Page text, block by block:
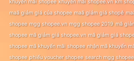
khuyến mãi shopee khuyến mãi shopee.vn km
maã giảm giá của shopee maã giảm giá shopê
shopee mgg shopee.vn mgg shopee 2019 mã
shopee mã giảm giá shopee.vn mã giảm giá
shopee mã khuyến mãi shopee nhận mã khuyến
shopee phiếu voucher shopee search mgg shopee